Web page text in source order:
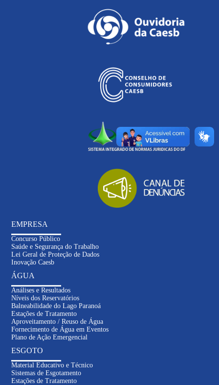
EMPRESA
Concurso Público
Saúde e Segurança do Trabalho
Lei Geral de Proteção de Dados
Inovação Caesb
ÁGUA
Análises e Resultados
Níveis dos Reservatórios
Balneabilidade do Lago Paranoá
Estações de Tratamento
Aproveitamento / Reuso de Água
Fornecimento de Água em Eventos
Plano de Ação Emergencial
ESGOTO
Material Educativo e Técnico
Sistemas de Esgotamento
Estações de Tratamento